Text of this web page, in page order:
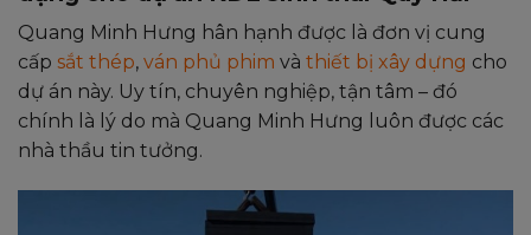
Quang Minh Hưng hân hạnh được là đơn vị cung
cấp sắt thép, ván phủ phim và thiết bị xây dựng cho
dự án này. Uy tín, chuyên nghiệp, tận tâm – đó
chính là lý do mà Quang Minh Hưng luôn được các
nhà thầu tin tưởng.